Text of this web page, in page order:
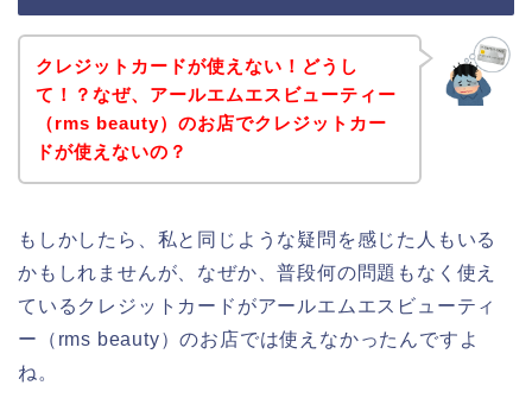
クレジットカードが使えない！どうし
て！？なぜ、アールエムエスビューティー
（rms beauty）のお店でクレジットカー
ドが使えないの？
もしかしたら、私と同じような疑問を感じた人もいる
かもしれませんが、なぜか、普段何の問題もなく使え
ているクレジットカードがアールエムエスビューティ
ー（rms beauty）のお店では使えなかったんですよ
ね。